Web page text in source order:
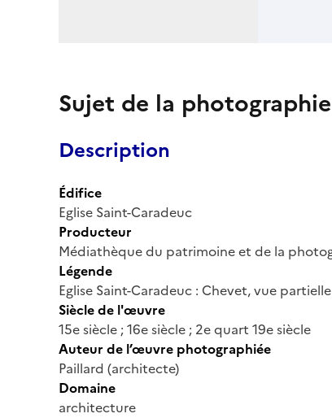
Sujet de la photographie
Description
Édifice
Eglise Saint-Caradeuc
Producteur
Médiathèque du patrimoine et de la
Légende
Eglise Saint-Caradeuc : Chevet, vue partielle
Siècle de l'œuvre
15e siècle ; 16e siècle ; 2e quart 19e siècle
Auteur de l’œuvre photographiée
Paillard (architecte)
Domaine
architecture